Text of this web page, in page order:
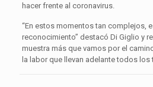
hacer frente al coronavirus.
“En estos momentos tan complejos,
reconocimiento” destacó Di Giglio y
muestra más que vamos por el
la labor que llevan adelante todos